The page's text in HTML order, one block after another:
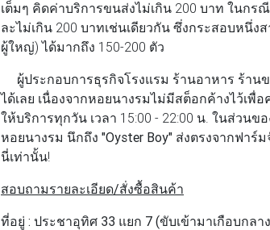
เต็มๆ คิดค่าบริการขนส่งไม่เกิน 200 บาท ในก
ละไม่เกิน 200 บาทเช่นเดียวกัน ซึ่งกระสอบหนึ่
ผู้ใหญ่) ได้มากถึง 150-200 ตัว
ผู้ประกอบการธุรกิจโรงแรม ร้านอาหาร ร้าน
ได้เลย เนื่องจากหอยนางรมไม่มีสต็อกค้างไว้เ
ให้บริการทุกวัน เวลา 15:00 - 22:00 น. ในส่วน
หอยนางรม นึกถึง "Oyster Boy" ส่งตรงจากฟาร์
นี่เท่านั้น!
สอบถามรายละเอียด/สั่งซื้อสินค้า
ที่อยู่ : ประชาอุทิศ 33 แยก 7 (ขับเข้ามาเกือบกล